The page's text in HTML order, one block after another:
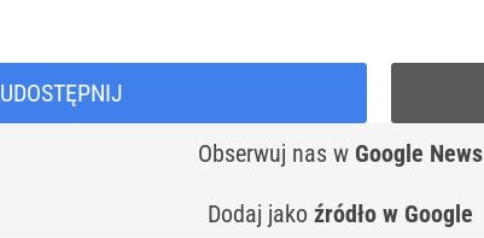
UDOSTĘPNIJ
Obserwuj nas w Google News
Dodaj jako źródło w Google